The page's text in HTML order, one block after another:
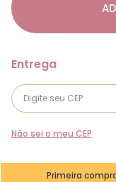
Não sei o meu CEP
Primeira